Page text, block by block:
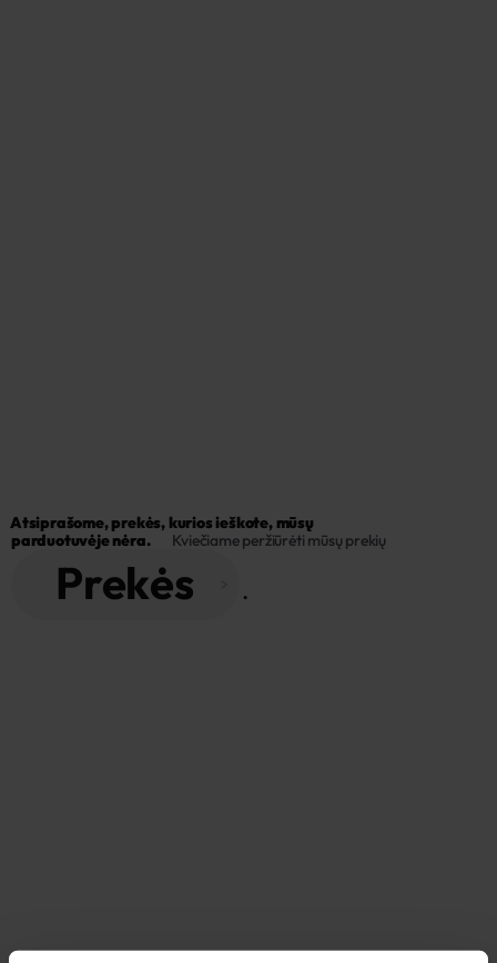
Atsiprašome, prekės, kurios ieškote, mūsų
parduotuvėje nėra.
Kviečiame peržiūrėti mūsų prekių
Prekės .